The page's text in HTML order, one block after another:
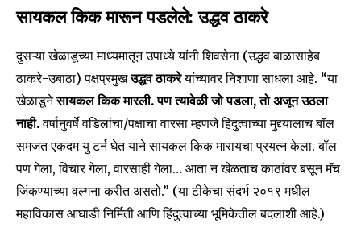
सायकल किक मारून पडलेले: उद्धव ठाकरे
दुसऱ्या खेळाडूच्या माध्यमातून उपाध्ये यांनी शिवसेना (उद्धव बाळासाहेब
ठाकरे-उबाठा) पक्षप्रमुखउद्धव ठाकरेयांच्यावर निशाणा साधला आहे. “या
खेळाडूनेसायकल किक मारली. पण त्यावेळी जो पडला, तो अजून उठला
नाही.वर्षानुवर्षे वडिलांचा/पक्षाचा वारसा म्हणजे हिंदुत्वाच्या मुद्द्यालाच बॉल
समजत एकदम यु टर्न घेत याने सायकल किक मारायचा प्रयत्न केला. बॉल
पण गेला, विचार गेला, वारसाही गेला… आता न खेळताच काठांवर बसून मॅच
जिंकण्याच्या वल्गना करीत असतो.” (या टीकेचा संदर्भ २०१९ मधील
महाविकास आघाडी निर्मिती आणि हिंदुत्वाच्या भूमिकेतील बदलाशी आहे.)